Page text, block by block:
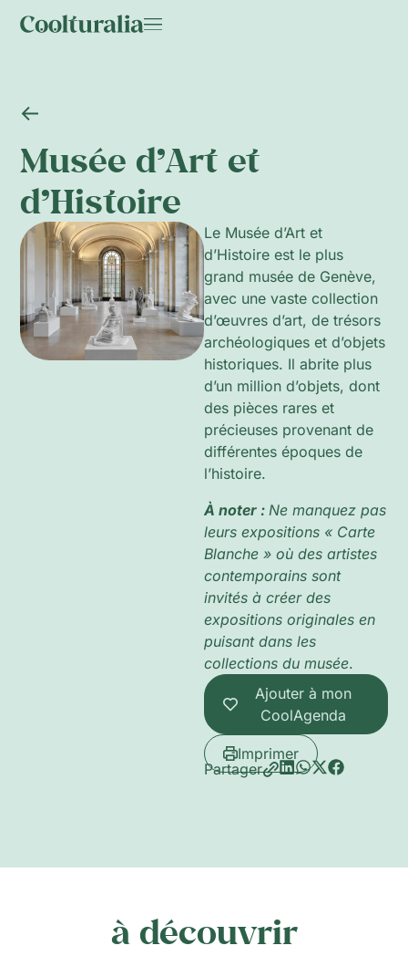
Musée d’Art et
d’Histoire
Le Musée d’Art et
d’Histoire est le plus
grand musée de Genève,
avec une vaste collection
d’œuvres d’art, de trésors
archéologiques et d’objets
historiques. Il abrite plus
d’un million d’objets, dont
des pièces rares et
précieuses provenant de
différentes époques de
l’histoire.
À noter : Ne manquez pas
leurs expositions « Carte
Blanche » où des artistes
contemporains sont
invités à créer des
expositions originales en
puisant dans les
collections du musée.
Ajouter à mon
CoolAgenda
Imprimer
Partager
à découvrir